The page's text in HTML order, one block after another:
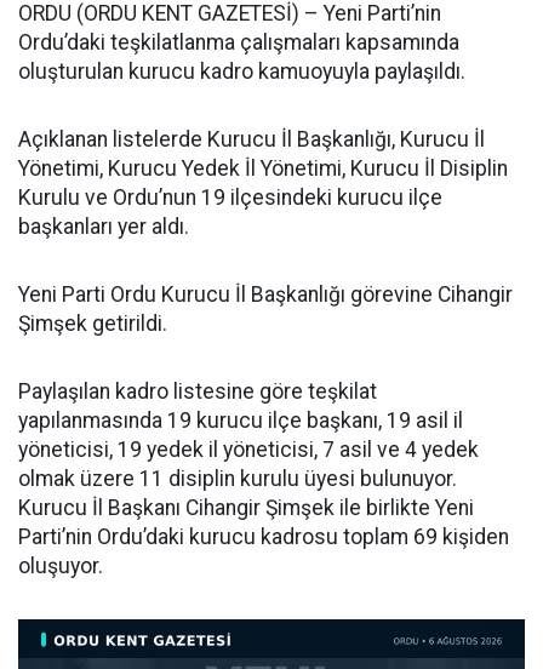
ORDU (ORDU KENT GAZETESİ) – Yeni Parti’nin
Ordu’daki teşkilatlanma çalışmaları kapsamında
oluşturulan kurucu kadro kamuoyuyla paylaşıldı.
Açıklanan listelerde Kurucu İl Başkanlığı, Kurucu İl
Yönetimi, Kurucu Yedek İl Yönetimi, Kurucu İl Disiplin
Kurulu ve Ordu’nun 19 ilçesindeki kurucu ilçe
başkanları yer aldı.
Yeni Parti Ordu Kurucu İl Başkanlığı görevine Cihangir
Şimşek getirildi.
Paylaşılan kadro listesine göre teşkilat
yapılanmasında 19 kurucu ilçe başkanı, 19 asil il
yöneticisi, 19 yedek il yöneticisi, 7 asil ve 4 yedek
olmak üzere 11 disiplin kurulu üyesi bulunuyor.
Kurucu İl Başkanı Cihangir Şimşek ile birlikte Yeni
Parti’nin Ordu’daki kurucu kadrosu toplam 69 kişiden
oluşuyor.